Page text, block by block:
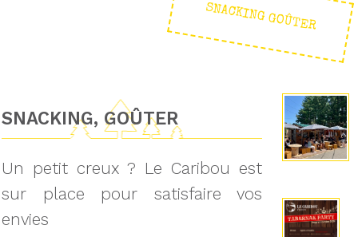
SNACKING GOÛTER
SNACKING, GOÛTER
Un petit creux ? Le Caribou est
sur place pour satisfaire vos
envies